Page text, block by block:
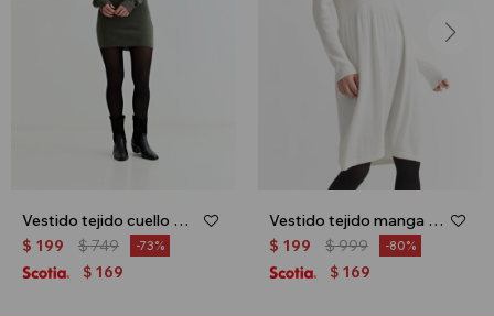
Vestido tejido cuello polo - Verde oliva
$ 199 $749 73
$ 169
Vestido tejido manga larga - Crudo
$ 199 $999 80
$ 169